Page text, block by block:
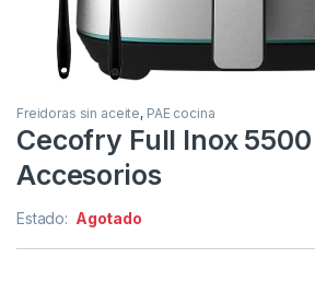
Freidoras sin aceite, PAE cocina
Cecofry Full Inox 5500
Accesorios
Estado: Agotado